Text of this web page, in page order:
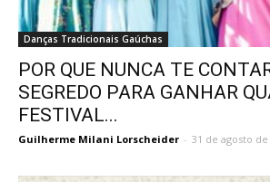
Danças Tradicionais Gaúchas
POR QUE NUNCA TE
SEGREDO PARA GANHAR
FESTIVAL...
Guilherme Milani Lorscheider - 31 de agosto de